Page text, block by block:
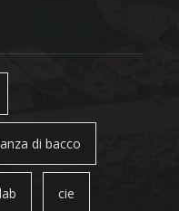
di bacco
cie